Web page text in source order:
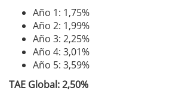
Año 1: 1,75%
Año 2: 1,99%
Año 3: 2,25%
Año 4: 3,01%
Año 5: 3,59%
TAE Global: 2,50%